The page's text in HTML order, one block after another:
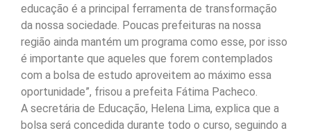
educação é a principal ferramenta de transformação
da nossa sociedade. Poucas prefeituras na nossa
região ainda mantém um programa como esse, por isso
é importante que aqueles que forem contemplados
com a bolsa de estudo aproveitem ao máximo essa
oportunidade”, frisou a prefeita Fátima Pacheco.
A secretária de Educação, Helena Lima, explica que a
bolsa será concedida durante todo o curso, seguindo a